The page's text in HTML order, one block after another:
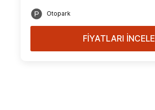
Otopark
FİYATLARI İNCELE